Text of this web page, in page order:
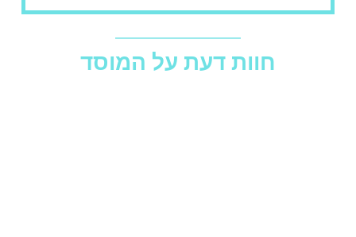
חוות דעת על המוסד